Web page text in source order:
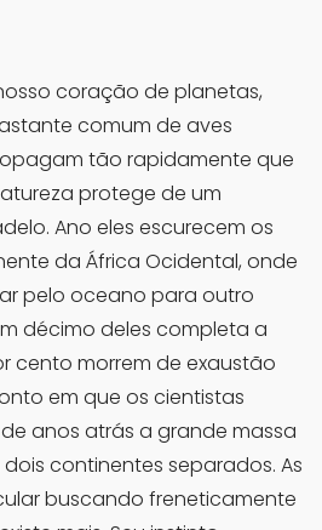
coração de planetas,
comum de aves
tão rapidamente que
protege de um
Ano eles escurecem os
da África Ocidental, onde
pelo oceano para outro
décimo deles completa a
cento morrem de exaustão
em que os cientistas
anos atrás a grande massa
continentes separados. As
buscando freneticamente